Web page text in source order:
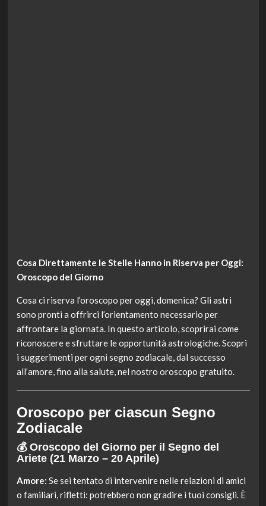
Cosa Direttamente le Stelle Hanno in Riserva per Oggi:
Oroscopo del Giorno
Cosa ci riserva l’oroscopo per oggi, domenica? Gli astri
sono pronti a offrirci l’orientamento necessario per
affrontare la giornata. In questo articolo, scoprirai come
riconoscere e sfruttare le opportunità astrologiche. Scopri
i suggerimenti per ogni segno zodiacale, dal successo
all’amore, fino alla salute, nel nostro oroscopo gratuito.
Oroscopo per ciascun Segno
Zodiacale
💰 Oroscopo del Giorno per il Segno del
Ariete(21 Marzo – 20 Aprile)
Amore: Se sei tentato di intervenire nelle relazioni di amici
o familiari, rifletti: potrebbero non gradire i tuoi consigli. È